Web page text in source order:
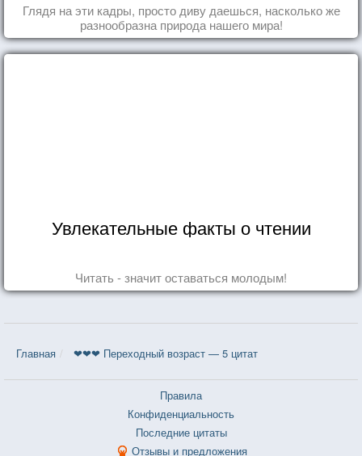
Глядя на эти кадры, просто диву даешься, насколько же
разнообразна природа нашего мира!
Увлекательные факты о чтении
Читать - значит оставаться молодым!
Главная ❤❤❤ Переходный возраст — 5 цитат
Правила
Конфиденциальность
Последние цитаты
Отзывы и предложения